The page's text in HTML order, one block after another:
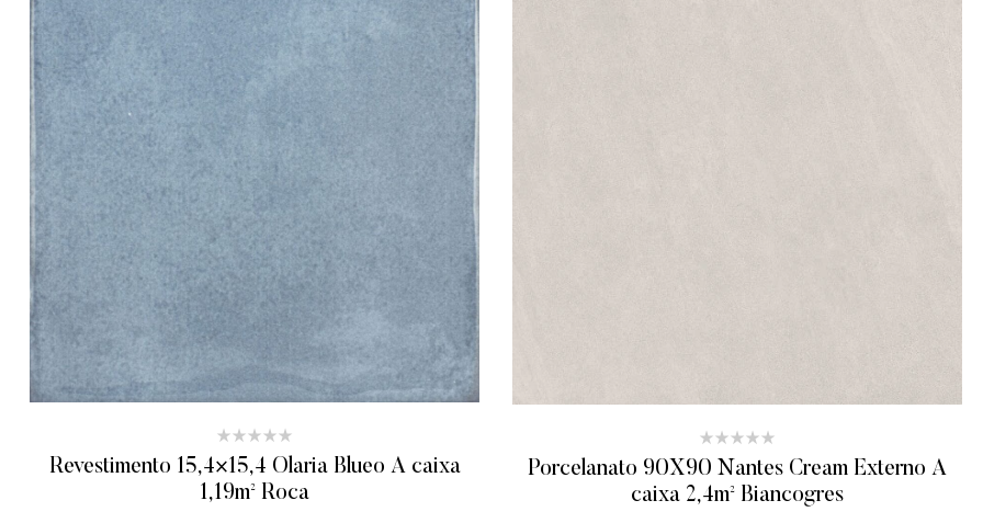
Revestimento 15,4×15,4 Olaria Blueo A caixa
1,19m² Roca
Porcelanato 90X90 Nantes Cream Externo A
caixa 2,4m² Biancogres